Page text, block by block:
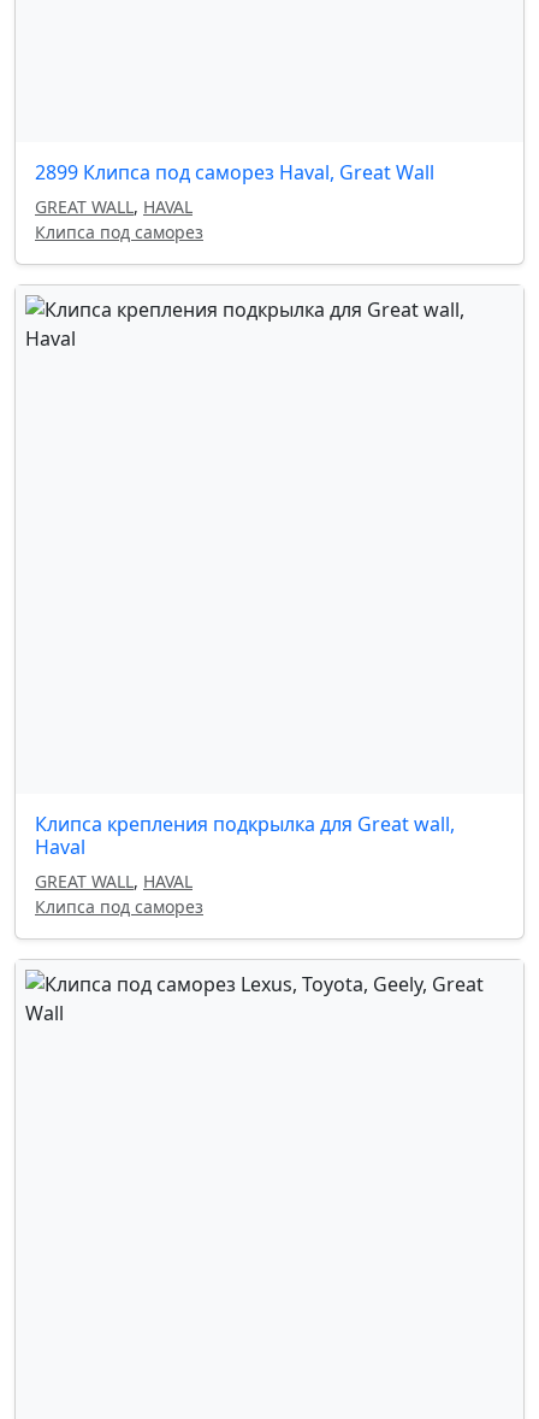
2899 Клипса под саморез Haval, Great Wall
GREAT WALL, HAVAL
Клипса под саморез
Клипса крепления подкрылка для Great wall,
Haval
GREAT WALL, HAVAL
Клипса под саморез